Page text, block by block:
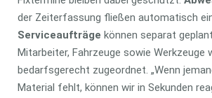
der Zeiterfassung fließen automatisch
Serviceaufträge können separat
Mitarbeiter, Fahrzeuge sowie Werkzeuge
bedarfsgerecht zugeordnet. „Wenn
Material fehlt, können wir in Sekunden